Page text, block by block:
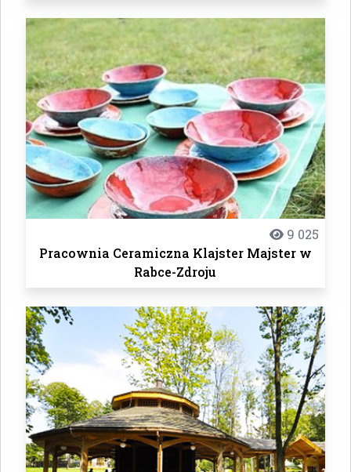
9 025
Pracownia Ceramiczna Klajster Majster w
Rabce-Zdroju